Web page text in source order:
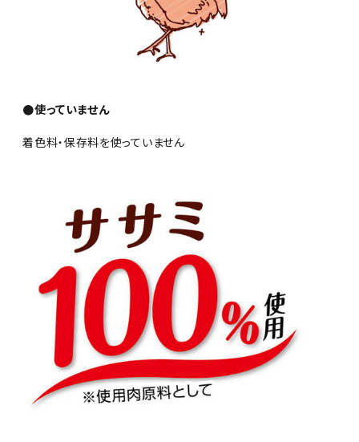
●使っていません
着色料・保存料を使っていません